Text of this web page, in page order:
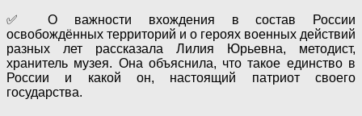
✅ О важности вхождения в состав России
освобождённых территорий и о героях военных действий
разных лет рассказала Лилия Юрьевна, методист,
хранитель музея. Она объяснила, что такое единство в
России и какой он, настоящий патриот своего
государства.